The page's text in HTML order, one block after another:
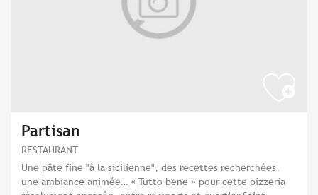
Partisan
RESTAURANT
Une pâte fine "à la sicilienne", des recettes recherchées,
une ambiance animée… « Tutto bene » pour cette pizzeria